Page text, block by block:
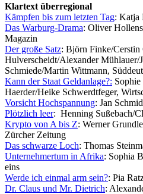
Klartext überregional
Kämpfen bis zum letzten Tag: Katja
Das Warburg-Drama: Oliver
Magazin
Der große Satz: Björn Finke/Cerstin
Hulverscheidt/Alexander Mühlauer/
Schmiede/Martin Wittmann,
Kann der Staat Geldanlage?:
Haerder/Heike Schwerdtfeger,
Vorsicht Hochspannung: Jan
Plötzlich leer: Henning Sußebach/
Krypto von A bis Z: Werner
Zürcher Zeitung
Das schwarze Loch: Thomas
Unternehmertum in Afrika: Sophia
eins
Werde ich einmal arm sein?: Pia
Dr. Claus und Mr. Dietrich: